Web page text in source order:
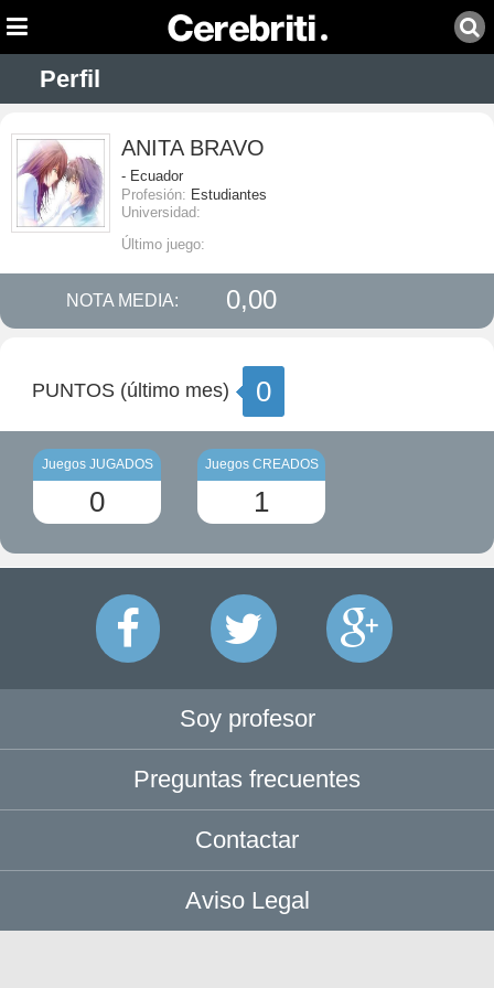
Perfil
ANITA BRAVO
- Ecuador
Profesión: Estudiantes
Universidad:
Último juego:
NOTA MEDIA: 0,00
PUNTOS (último mes) 0
Juegos JUGADOS
0
Juegos CREADOS
1
Soy profesor
Preguntas frecuentes
Contactar
Aviso Legal